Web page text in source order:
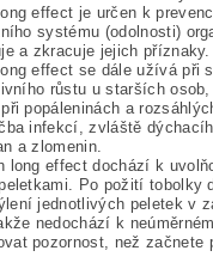
effect je určen k
systému (odolnosti)
a zkracuje jejich příznaky.
effect se dále užívá
růstu u starších
popáleninách a
infekcí, zvláště
a zlomenin.
long effect dochází k
Po požití
jednotlivých peletek
nedochází k
pozornost, než